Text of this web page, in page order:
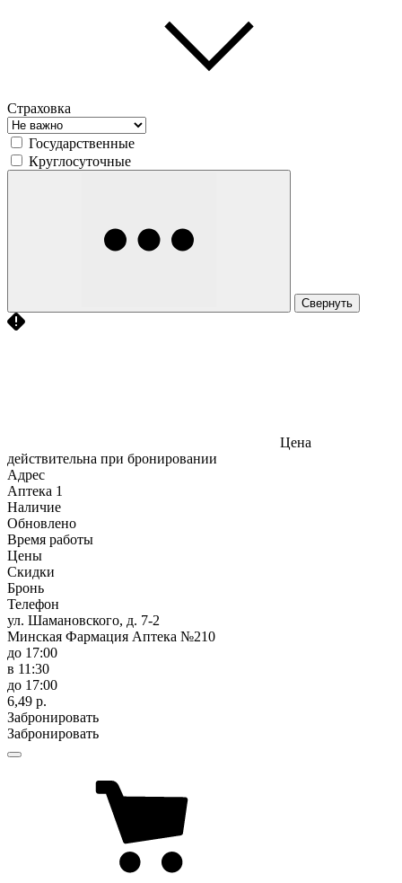
Страховка
Государственные
Круглосуточные
Свернуть
Цена
действительна при бронировании
Адрес
Аптека 1
Наличие
Обновлено
Время работы
Цены
Скидки
Бронь
Телефон
ул. Шамановского, д. 7-2
Минская Фармация Аптека №210
до 17:00
в 11:30
до 17:00
6,49 р.
Забронировать
Забронировать